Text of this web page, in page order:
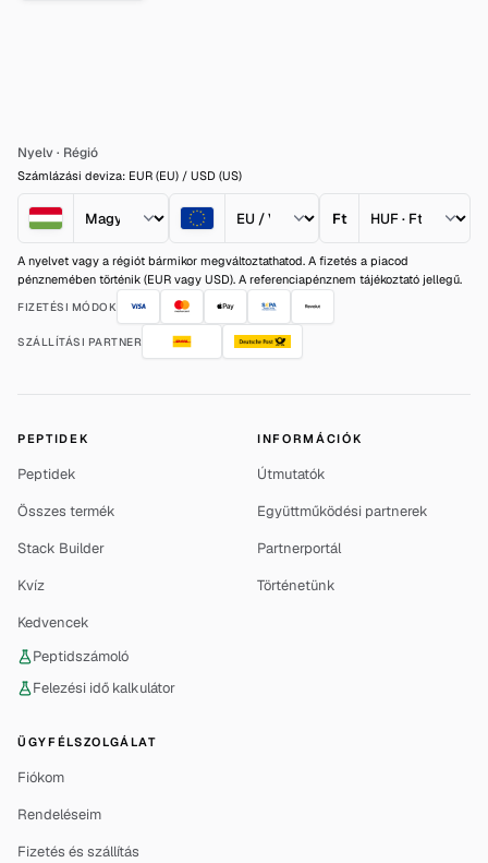
Nyelv· Régió
Számlázási deviza: EUR (EU) / USD (US)
Ft
A nyelvet vagy a régiót bármikor megváltoztathatod. A fizetés a piacod
pénznemében történik (EUR vagy USD). A referenciapénznem tájékoztató jellegű.
FIZETÉSI MÓDOK
SZÁLLÍTÁSI PARTNER
PEPTIDEK
Peptidek
Összes termék
Stack Builder
Kvíz
Kedvencek
Peptidszámoló
Felezési idő kalkulátor
INFORMÁCIÓK
Útmutatók
Együttműködési partnerek
Partnerportál
Történetünk
ÜGYFÉLSZOLGÁLAT
Fiókom
Rendeléseim
Fizetés és szállítás